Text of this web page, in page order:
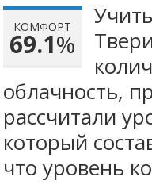
КОМФОРТ
69.1%
облачность,
рассчитали
который
что уровень